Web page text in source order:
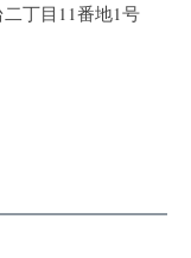
丁目11番地1号